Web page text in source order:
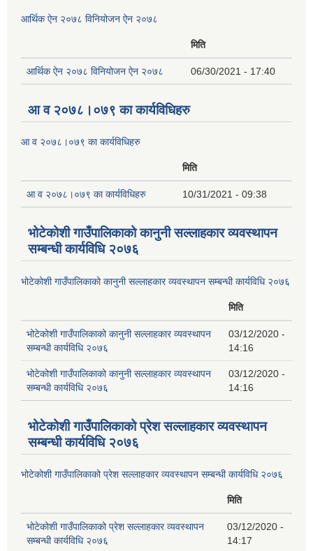
आर्थिक ऐन २०७८ विनियोजन ऐन २०७८
मिति
आर्थिक ऐन २०७८ विनियोजन ऐन २०७८ 06/30/2021 - 17:40
आ व २०७८।०७९ का कार्यविधिहरु
आ व २०७८।०७९ का कार्यविधिहरु
मिति
आ व २०७८।०७९ का कार्यविधिहरु 10/31/2021 - 09:38
भोटेकोशी गाउँपालिकाको कानुनी सल्लाहकार व्यवस्थापन
सम्बन्धी कार्यविधि २०७६
भोटेकोशी गाउँपालिकाको कानुनी सल्लाहकार व्यवस्थापन सम्बन्धी कार्यविधि २०७६
मिति
भोटेकोशी गाउँपालिकाको कानुनी सल्लाहकार व्यवस्थापन
सम्बन्धी कार्यविधि २०७६
03/12/2020 -
14:16
भोटेकोशी गाउँपालिकाको कानुनी सल्लाहकार व्यवस्थापन
सम्बन्धी कार्यविधि २०७६
03/12/2020 -
14:16
भोटेकोशी गाउँपालिकाको प्रेश सल्लाहकार व्यवस्थापन
सम्बन्धी कार्यविधि २०७६
भोटेकोशी गाउँपालिकाको प्रेश सल्लाहकार व्यवस्थापन सम्बन्धी कार्यविधि २०७६
मिति
भोटेकोशी गाउँपालिकाको प्रेश सल्लाहकार व्यवस्थापन
सम्बन्धी कार्यविधि २०७६
03/12/2020 -
14:17